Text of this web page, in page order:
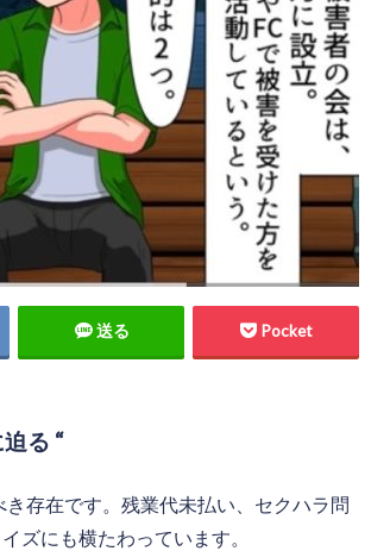
送る Pocket
る “
存在です。残業代未払い、セクハラ問
ズにも横たわっています。